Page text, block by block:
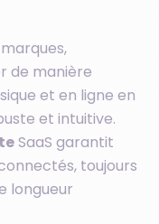
de manière
et en ligne en
et intuitive.
SaaS garantit
toujours
longueur